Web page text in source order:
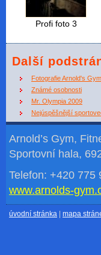
Profi foto 3
Další
Fotografie Arnold's
Známé osobnosti
Mr. Olympia 2009
Nejúspěšnější
Arnold’s Gym,
Sportovní hala,
Telefon: +420
www.arnolds-
úvodní stránka | mapa